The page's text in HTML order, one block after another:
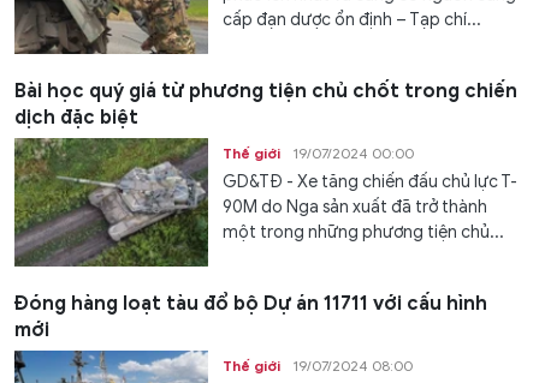
cấp đạn dược ổn định – Tạp chí...
Bài học quý giá từ phương tiện chủ chốt trong chiến
dịch đặc biệt
Thế giới 19/07/2024 00:00
GD&TĐ - Xe tăng chiến đấu chủ lực T-
90M do Nga sản xuất đã trở thành
một trong những phương tiện chủ...
Đóng hàng loạt tàu đổ bộ Dự án 11711 với cấu hình
mới
Thế giới 19/07/2024 08:00